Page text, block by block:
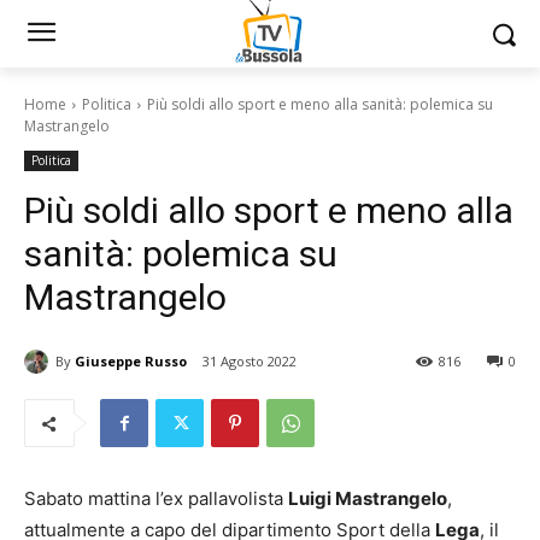
Home Politica
Più soldi allo sport e meno alla sanità: polemica su
Mastrangelo
Politica
Più soldi allo sport e meno alla
sanità: polemica su
Mastrangelo
By Giuseppe Russo 31 Agosto 2022 0
816
Sabato mattina l’ex pallavolista Luigi Mastrangelo,
attualmente a capo del dipartimento Sport della Lega, il